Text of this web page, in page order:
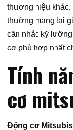
thương hiệu khác,
thường mang lại
cân nhắc kỹ
cơ phù hợp nhất
Tính
cơ
Động cơ